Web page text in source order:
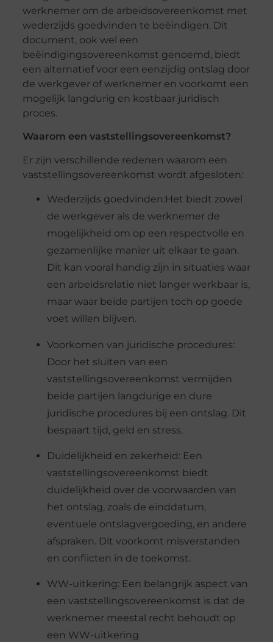
werknemer om de arbeidsovereenkomst met
wederzijds goedvinden te beëindigen. Dit
document, ook wel een
beëindigingsovereenkomst genoemd, biedt
een alternatief voor een eenzijdig ontslag door
de werkgever of werknemer en voorkomt een
mogelijk langdurig en kostbaar juridisch
proces.
Waarom een vaststellingsovereenkomst?
Er zijn verschillende redenen waarom een
vaststellingsovereenkomst wordt afgesloten:
Wederzijds goedvinden:Het biedt zowel
de werkgever als de werknemer de
mogelijkheid om op een respectvolle en
gezamenlijke manier uit elkaar te gaan.
Dit kan vooral handig zijn in situaties waar
een arbeidsrelatie niet langer werkbaar is,
maar waar beide partijen toch op goede
voet willen blijven.
Voorkomen van juridische procedures:
Door het sluiten van een
vaststellingsovereenkomst vermijden
beide partijen langdurige en dure
juridische procedures bij een ontslag. Dit
bespaart tijd, geld en stress.
Duidelijkheid en zekerheid: Een
vaststellingsovereenkomst biedt
duidelijkheid over de voorwaarden van
het ontslag, zoals de einddatum,
eventuele ontslagvergoeding, en andere
afspraken. Dit voorkomt misverstanden
en conflicten in de toekomst.
WW-uitkering: Een belangrijk aspect van
een vaststellingsovereenkomst is dat de
werknemer meestal recht behoudt op
een WW-uitkering